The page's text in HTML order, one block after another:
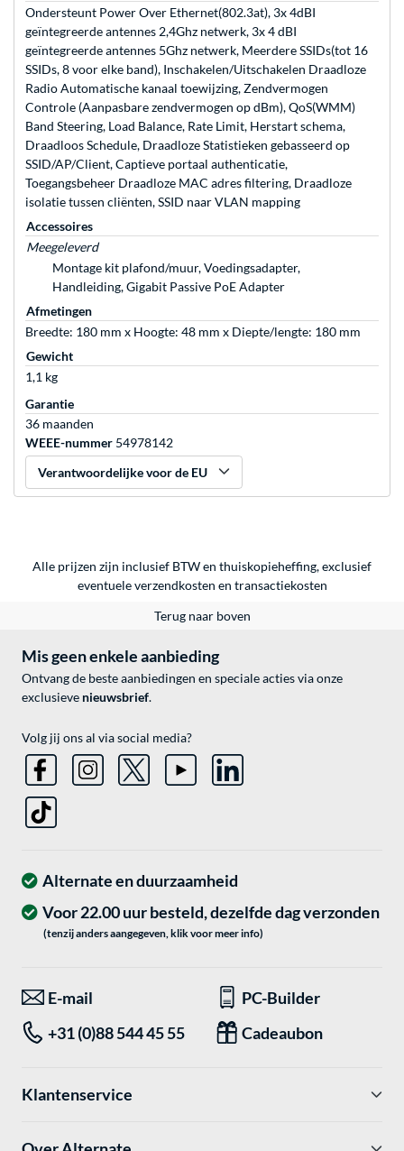
Ondersteunt Power Over Ethernet(802.3at), 3x 4dBI
geïntegreerde antennes 2,4Ghz netwerk, 3x 4 dBI
geïntegreerde antennes 5Ghz netwerk, Meerdere SSIDs(tot 16
SSIDs, 8 voor elke band), Inschakelen/Uitschakelen Draadloze
Radio Automatische kanaal toewijzing, Zendvermogen
Controle (Aanpasbare zendvermogen op dBm), QoS(WMM)
Band Steering, Load Balance, Rate Limit, Herstart schema,
Draadloos Schedule, Draadloze Statistieken gebasseerd op
SSID/AP/Client, Captieve portaal authenticatie,
Toegangsbeheer Draadloze MAC adres filtering, Draadloze
isolatie tussen cliënten, SSID naar VLAN mapping
Accessoires
Meegeleverd
Montage kit plafond/muur, Voedingsadapter,
Handleiding, Gigabit Passive PoE Adapter
Afmetingen
Breedte: 180 mm x Hoogte: 48 mm x Diepte/lengte: 180 mm
Gewicht
1,1 kg
Garantie
36 maanden
WEEE-nummer 54978142
Verantwoordelijke voor de EU
Alle prijzen zijn inclusief BTW en thuiskopieheffing, exclusief
eventueleverzendkosten en transactiekosten
Terug naar boven
Mis geen enkele aanbieding
Ontvang de beste aanbiedingen en speciale acties via onze
exclusieve nieuwsbrief.
Volg jij ons al via social media?
Alternate en duurzaamheid
Voor 22.00 uur besteld, dezelfde dag verzonden
(tenzij anders aangegeven, klik voor meer info)
E-mail
PC-Builder
+31 (0)88 544 45 55
Cadeaubon
Klantenservice